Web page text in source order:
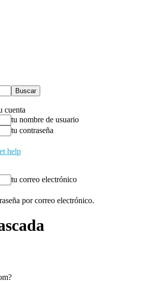
cuenta
tu nombre de usuario
tu contraseña
help
tu correo electrónico
por correo electrónico.